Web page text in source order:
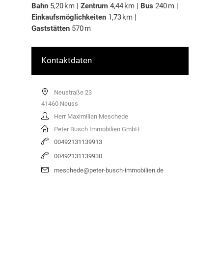
Bahn 5,20 km | Zentrum 4,44 km | Bus 240 m |
Einkaufsmöglichkeiten 1,73 km |
Gaststätten 570 m
Kontaktdaten
Neustraße 23
41460 Neuss
Herr Maximilian Meschede
Peter Busch Immobilien GmbH
00492131139913
00492131139930
meschede@peter-busch-immobilien.de